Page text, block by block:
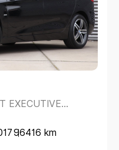
EXECUTIVE
96416 km